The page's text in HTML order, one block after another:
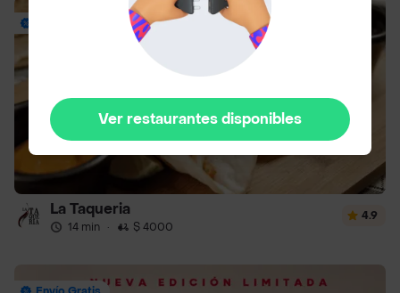
La Taqueria
14 min · $ 4000
4.9
Ver restaurantes disponibles